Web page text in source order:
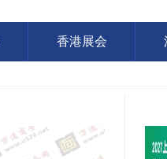
香港展会